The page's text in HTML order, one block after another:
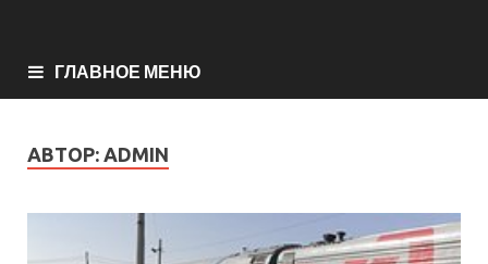
ГЛАВНОЕ МЕНЮ
АВТОР: ADMIN